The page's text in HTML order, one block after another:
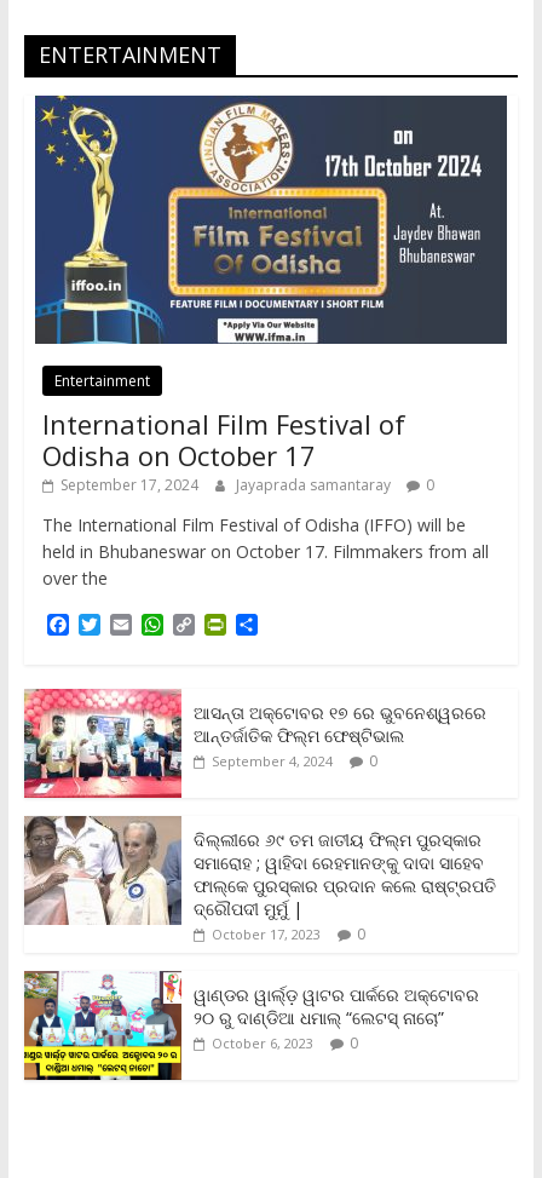
ENTERTAINMENT
Entertainment
International Film Festival of
Odisha on October 17
September 17, 2024 Jayaprada samantaray 0
The International Film Festival of Odisha (IFFO) will be
held in Bhubaneswar on October 17. Filmmakers from all
over the
F
e
b
o
o
k
T
t
t
e
r
E
i
l
W
t
s
A
p
p
C
L
i
n
k
P
t
F
r
i
d
l
y
S
e
ଆସନ୍ତା ଅକ୍ଟୋବର ୧୭ ରେ ଭୁବନେଶ୍ୱରରେ
ଆନ୍ତର୍ଜାତିକ ଫିଲ୍ମ ଫେଷ୍ଟିଭାଲ
September 4, 2024 0
ଦିଲ୍ଲୀରେ ୬୯ ତମ ଜାତୀୟ ଫିଲ୍ମ ପୁରସ୍କାର
ସମାରୋହ ; ୱାହିଦା ରେହମାନଙ୍କୁ ଦାଦା ସାହେବ
ଫାଲ୍‌କେ ପୁରସ୍କାର ପ୍ରଦାନ କଲେ ରାଷ୍ଟ୍ରପତି
ଦ୍ରୌପଦୀ ମୁର୍ମୁ |
October 17, 2023 0
ୱାଣ୍ଡର ୱାର୍ଲ୍‌ଡ଼ ୱାଟର ପାର୍କରେ ଅକ୍ଟୋବର
୨୦ ରୁ ଦାଣ୍ଡିଆ ଧମାଲ୍ “ଲେଟସ୍ ନାଚୋ”
October 6, 2023 0